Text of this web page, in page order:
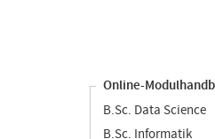
Online-
B.Sc. Data Science
B.Sc. Informatik